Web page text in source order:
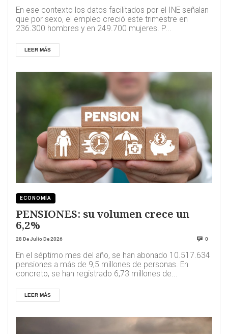
En ese contexto los datos facilitados por el INE señalan
que por sexo, el empleo creció este trimestre en
236.300 hombres y en 249.700 mujeres. P...
LEER MÁS
ECONOMÍA
PENSIONES: su volumen crece un
6,2%
28 De Julio De 2026 0
En el séptimo mes del año, se han abonado 10.517.634
pensiones a más de 9,5 millones de personas. En
concreto, se han registrado 6,73 millones de...
LEER MÁS